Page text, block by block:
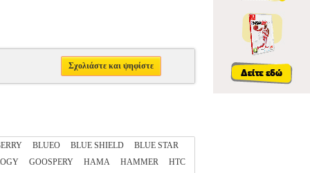
Σχολιάστε και ψηφίστε
BLUEO BLUE SHIELD
BLUE STAR
GOOSPERY HAMA HAMMER
HTC